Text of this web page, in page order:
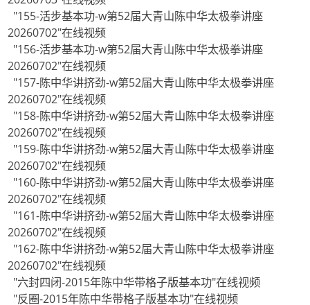
"155-活步基本功-w第52届大青山陈中华太极拳讲座
20260702"在线视频
"156-活步基本功-w第52届大青山陈中华太极拳讲座
20260702"在线视频
"157-陈中华讲挤劲-w第52届大青山陈中华太极拳讲座
20260702"在线视频
"158-陈中华讲挤劲-w第52届大青山陈中华太极拳讲座
20260702"在线视频
"159-陈中华讲挤劲-w第52届大青山陈中华太极拳讲座
20260702"在线视频
"160-陈中华讲挤劲-w第52届大青山陈中华太极拳讲座
20260702"在线视频
"161-陈中华讲挤劲-w第52届大青山陈中华太极拳讲座
20260702"在线视频
"162-陈中华讲挤劲-w第52届大青山陈中华太极拳讲座
20260702"在线视频
"六封四闭-2015年陈中华带格子版基本功"在线视频
"反圈-2015年陈中华带格子版基本功"在线视频